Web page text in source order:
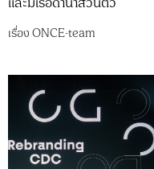
เรื่องONCE-team